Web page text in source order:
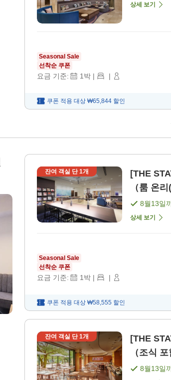
상세 보기
Seasonal Sale
선착순 쿠폰
요금 기준: 1 박 | |
쿠폰 적용 대상 ₩65,844 할인
잔여 객실 단1개
[THE
（룸 온
8월13일
상세 보기
Seasonal Sale
선착순 쿠폰
요금 기준: 1 박 | |
쿠폰 적용 대상 ₩58,555 할인
잔여 객실 단1개
[THE
（조식
8월13일